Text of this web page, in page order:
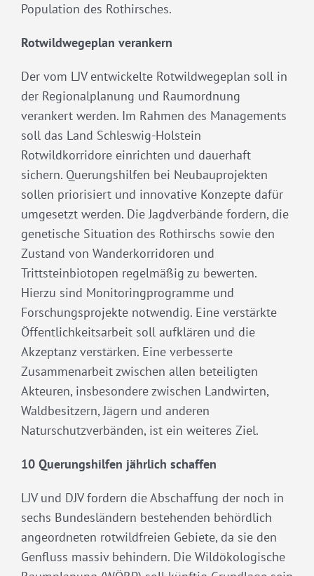
Population des Rothirsches.
Rotwildwegeplan verankern
Der vom LJV entwickelte Rotwildwegeplan soll in
der Regionalplanung und Raumordnung
verankert werden. Im Rahmen des Managements
soll das Land Schleswig-Holstein
Rotwildkorridore einrichten und dauerhaft
sichern. Querungshilfen bei Neubauprojekten
sollen priorisiert und innovative Konzepte dafür
umgesetzt werden. Die Jagdverbände fordern, die
genetische Situation des Rothirschs sowie den
Zustand von Wanderkorridoren und
Trittsteinbiotopen regelmäßig zu bewerten.
Hierzu sind Monitoringprogramme und
Forschungsprojekte notwendig. Eine verstärkte
Öffentlichkeitsarbeit soll aufklären und die
Akzeptanz verstärken. Eine verbesserte
Zusammenarbeit zwischen allen beteiligten
Akteuren, insbesondere zwischen Landwirten,
Waldbesitzern, Jägern und anderen
Naturschutzverbänden, ist ein weiteres Ziel.
10 Querungshilfen jährlich schaffen
LJV und DJV fordern die Abschaffung der noch in
sechs Bundesländern bestehenden behördlich
angeordneten rotwildfreien Gebiete, da sie den
Genfluss massiv behindern. Die Wildökologische